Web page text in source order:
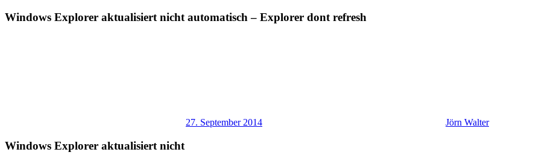
Windows Explorer aktualisiert nicht automatisch – Explorer dont refresh
27. September 2014 Jörn Walter
Windows Explorer aktualisiert nicht